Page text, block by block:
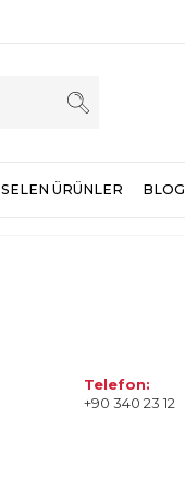
ÜRÜNLER BLOG
Telefon:
+90 340 23 12